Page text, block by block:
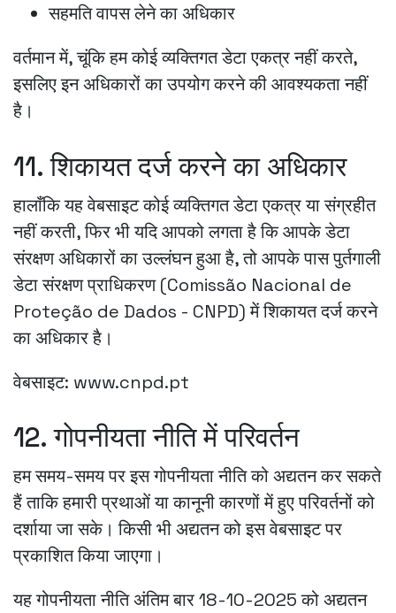
सहमति वापस लेने का अधिकार
वर्तमान में, चूंकि हम कोई व्यक्तिगत डेटा एकत्र नहीं करते,
इसलिए इन अधिकारों का उपयोग करने की आवश्यकता नहीं
है।
11. शिकायत दर्ज करने का अधिकार
हालाँकि यह वेबसाइट कोई व्यक्तिगत डेटा एकत्र या संग्रहीत
नहीं करती, फिर भी यदि आपको लगता है कि आपके डेटा
संरक्षण अधिकारों का उल्लंघन हुआ है, तो आपके पास पुर्तगाली
डेटा संरक्षण प्राधिकरण (Comissão Nacional de
Proteção de Dados - CNPD) में शिकायत दर्ज करने
का अधिकार है।
वेबसाइट: www.cnpd.pt
12. गोपनीयता नीति में परिवर्तन
हम समय-समय पर इस गोपनीयता नीति को अद्यतन कर सकते
हैं ताकि हमारी प्रथाओं या कानूनी कारणों में हुए परिवर्तनों को
दर्शाया जा सके। किसी भी अद्यतन को इस वेबसाइट पर
प्रकाशित किया जाएगा।
यह गोपनीयता नीति अंतिम बार 18-10-2025 को अद्यतन